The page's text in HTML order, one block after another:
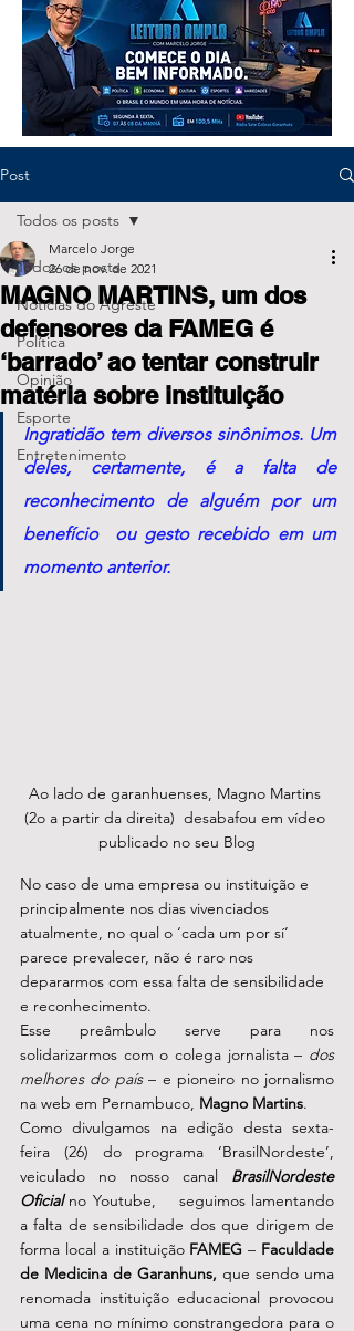
Post
Todos os posts
Notícias do Agreste
Política
Opinião
Esporte
Entretenimento
Todos os posts
MAGNO MARTINS, um dos
defensores da FAMEG é
‘barrado’ ao tentar construir
matéria sobre instituição
Marcelo Jorge
26 de nov. de 2021
Ingratidão tem diversos sinônimos. Um
deles, certamente, é a falta de
reconhecimento de alguém por um
benefício  ou gesto recebido em um
momento anterior.
Ao lado de garanhuenses, Magno Martins
(2o a partir da direita)  desabafou em vídeo
publicado no seu Blog
No caso de uma empresa ou instituição e
principalmente nos dias vivenciados
atualmente, no qual o ‘cada um por sí’
parece prevalecer, não é raro nos
depararmos com essa falta de sensibilidade
e reconhecimento.
Esse preâmbulo serve para nos
solidarizarmos com o colega jornalista – dos
melhores do país – e pioneiro no jornalismo
na web em Pernambuco, Magno Martins.
Como divulgamos na edição desta sexta-
feira (26) do programa ‘BrasilNordeste’,
veiculado no nosso canal BrasilNordeste
Oficial no Youtube,    seguimos lamentando
a falta de sensibilidade dos que dirigem de
forma local a instituição FAMEG – Faculdade
de Medicina de Garanhuns, que sendo uma
renomada instituição educacional provocou
uma cena no mínimo constrangedora para o